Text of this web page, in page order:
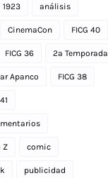
1923 análisis
CinemaCon FICG 40
FICG 36 2a Temporada
Apanco FICG 38
Z comic
publicidad